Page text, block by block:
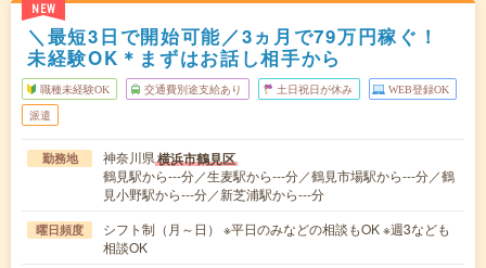
NEW
＼最短3日で開始可能／3ヵ月で79万円稼ぐ！
未経験OK＊まずはお話し相手から
職種未経験OK 交通費別途支給あり 土日祝日が休み WEB登録OK
派遣
勤務地 神奈川県横浜市鶴見区
鶴見駅から---分／生麦駅から---分／鶴見市場駅から---分／鶴
見小野駅から---分／新芝浦駅から---分
曜日頻度
シフト制（月～日） ※平日のみなどの相談もOK ※週3なども
相談OK